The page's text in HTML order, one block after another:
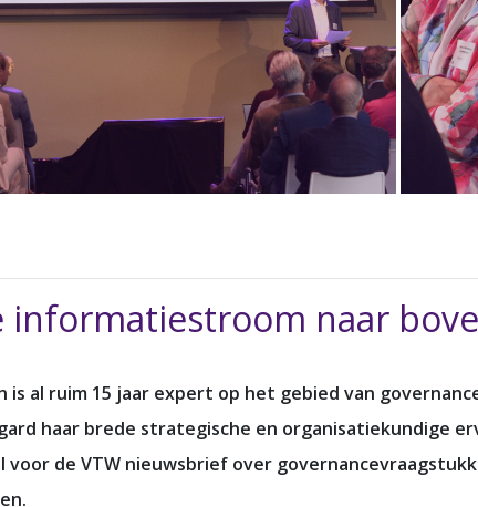
informatiestroom naar
al ruim 15 jaar expert op het gebied van
haar brede strategische en organisatiekundige
de VTW nieuwsbrief over